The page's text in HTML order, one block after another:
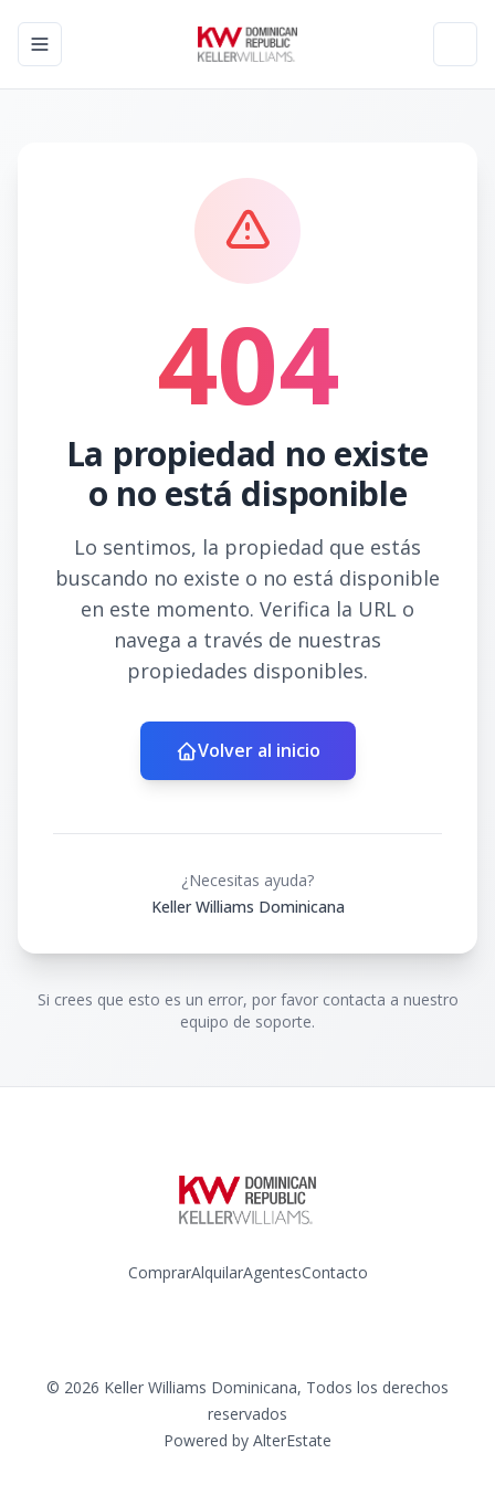
Toggle navigation menu
404
La propiedad no existe
o no está disponible
Lo sentimos, la propiedad que estás
buscando no existe o no está disponible
en este momento. Verifica la URL o
navega a través de nuestras
propiedades disponibles.
Volver al inicio
¿Necesitas ayuda?
Keller Williams Dominicana
Si crees que esto es un error, por favor contacta a nuestro
equipo de soporte.
ComprarAlquilarAgentesContacto
© 2026 Keller Williams Dominicana, Todos los derechos
reservados
Powered by AlterEstate